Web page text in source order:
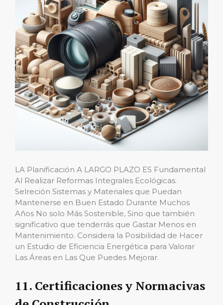
LA Planificación A LARGO PLAZO ES Fundamental
Al Realizar Reformas Integrales Ecológicas.
Selreción Sistemas y Materiales que Puedan
Mantenerse en Buen Estado Durante Muchos
Años No solo Más Sostenible, Sino que también
significativo que tenderrás que Gastar Menos en
Mantenimiento. Considera la Posibilidad de Hacer
un Estudio de Eficiencia Energética para Valorar
Las Áreas en Las Que Puedes Mejorar.
11. Certificaciones y Normacivas